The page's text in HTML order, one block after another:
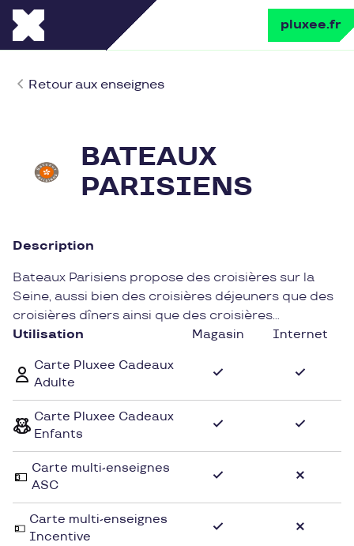
pluxee.fr
Retour aux enseignes
BATEAUX
PARISIENS
Description
Bateaux Parisiens propose des croisières sur la
Seine, aussi bien des croisières déjeuners que des
croisières dîners ainsi que des croisières
promenades classiques. Grâce aux chèques
Paris autour d'un repas délicieux le long de la seine !
Utilisation Magasin Internet
Carte Pluxee Cadeaux
Adulte
Carte Pluxee Cadeaux
Enfants
Carte multi-enseignes
ASC
Carte multi-enseignes
Incentive